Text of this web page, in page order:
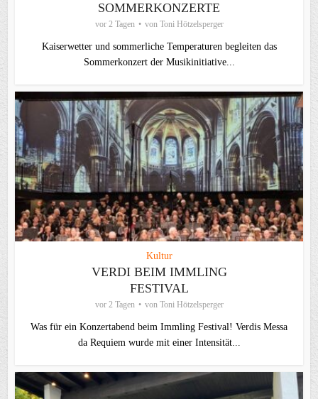
SOMMERKONZERTE
vor 2 Tagen von Toni Hötzelsperger
Kaiserwetter und sommerliche Temperaturen begleiten das
Sommerkonzert der Musikinitiative...
Kultur
VERDI BEIM IMMLING
FESTIVAL
vor 2 Tagen von Toni Hötzelsperger
Was für ein Konzertabend beim Immling Festival! Verdis Messa
da Requiem wurde mit einer Intensität...